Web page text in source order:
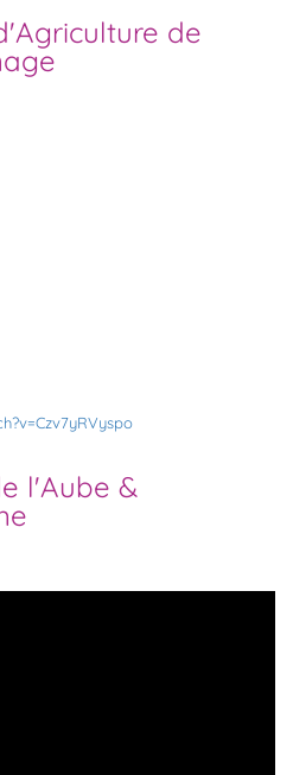
de
l'Aube &